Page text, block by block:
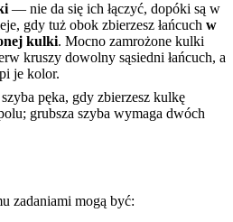
— nie da się ich łączyć, dopóki są w
gdy tuż obok zbierzesz łańcuch w
kulki. Mocno zamrożone kulki
kruszy dowolny sąsiedni łańcuch, a
je kolor.
pęka, gdy zbierzesz kulkę
grubsza szyba wymaga dwóch
zadaniami mogą być: